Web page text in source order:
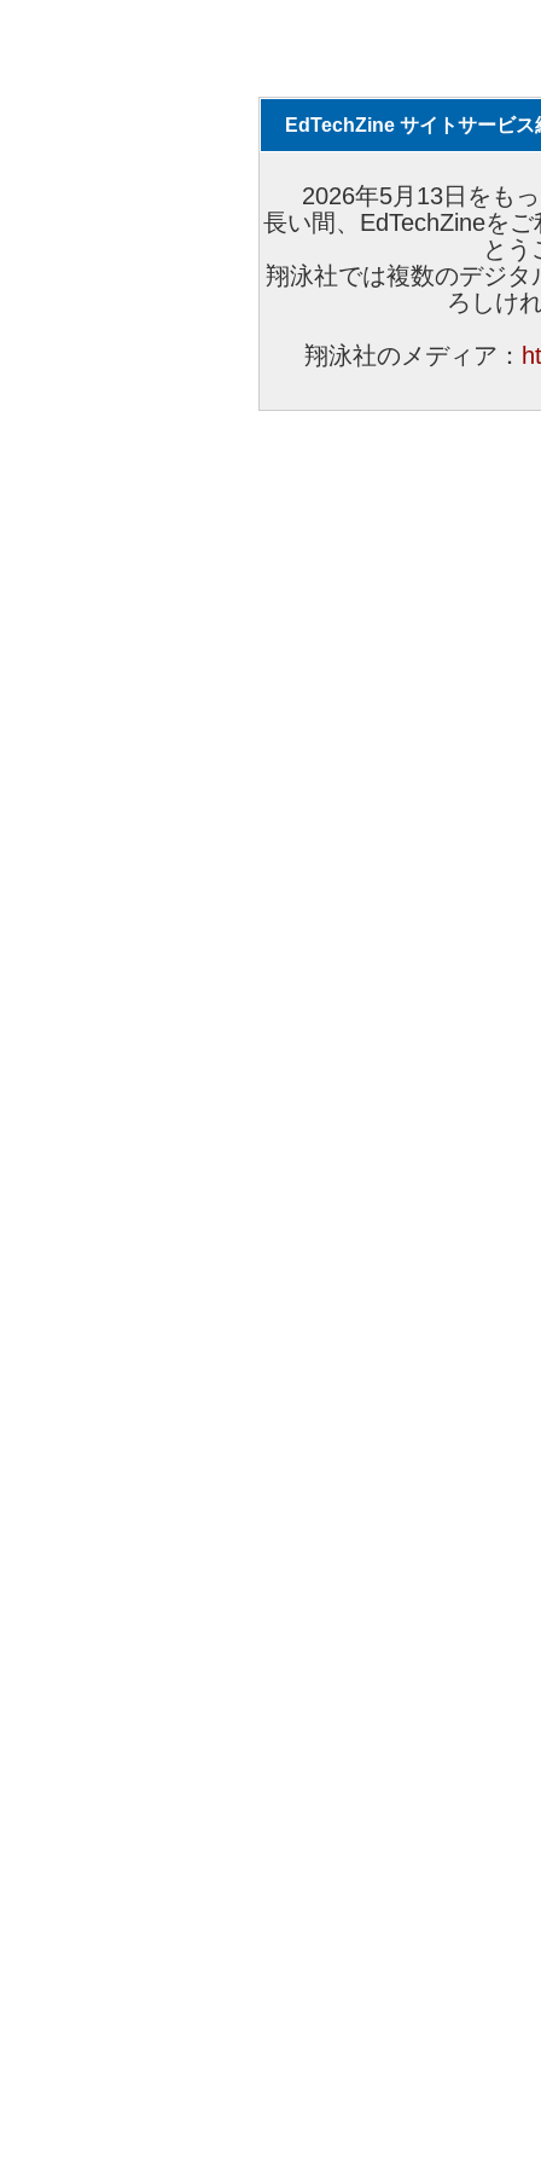
EdTechZine サイトサービス
2026年5月13日をも
長い間、EdTechZineを
とう
翔泳社では複数のデジ
ろしけ
翔泳社のメディア：